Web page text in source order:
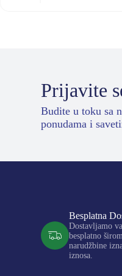
Prijavite
Budite u toku sa
ponudama i
Besplatna
Dostavljamo
besplatno
narudžbine
iznosa.